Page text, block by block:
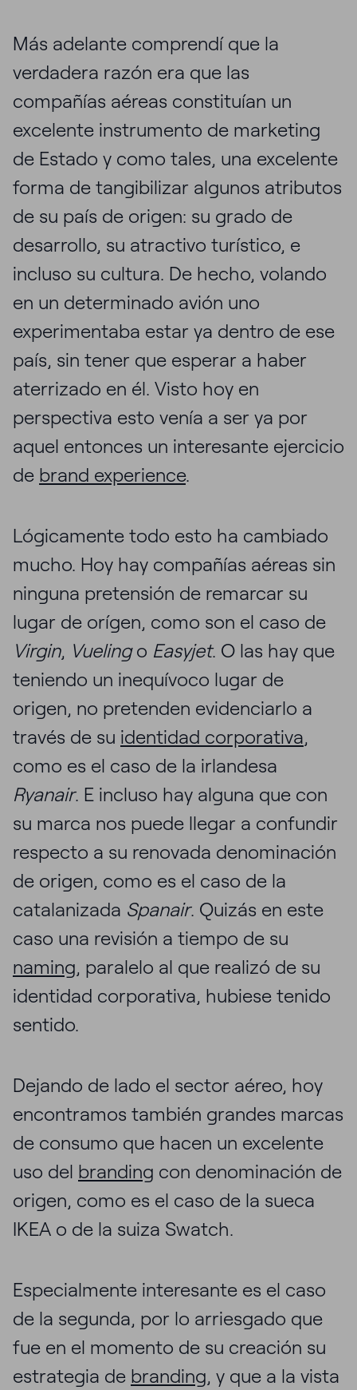
Más adelante comprendí que la
verdadera razón era que las
compañías aéreas constituían un
excelente instrumento de marketing
de Estado y como tales, una excelente
forma de tangibilizar algunos atributos
de su país de origen: su grado de
desarrollo, su atractivo turístico, e
incluso su cultura. De hecho, volando
en un determinado avión uno
experimentaba estar ya dentro de ese
país, sin tener que esperar a haber
aterrizado en él. Visto hoy en
perspectiva esto venía a ser ya por
aquel entonces un interesante ejercicio
de brand experience.
Lógicamente todo esto ha cambiado
mucho. Hoy hay compañías aéreas sin
ninguna pretensión de remarcar su
lugar de orígen, como son el caso de
Virgin, Vuelingo Easyjet. O las hay que
teniendo un inequívoco lugar de
origen, no pretenden evidenciarlo a
través de su identidad corporativa,
como es el caso de la irlandesa
Ryanair. E incluso hay alguna que con
su marca nos puede llegar a confundir
respecto a su renovada denominación
de origen, como es el caso de la
catalanizada Spanair. Quizás en este
caso una revisión a tiempo de su
naming, paralelo al que realizó de su
identidad corporativa, hubiese tenido
sentido.
Dejando de lado el sector aéreo, hoy
encontramos también grandes marcas
de consumo que hacen un excelente
uso del branding con denominación de
origen, como es el caso de la sueca
IKEA o de la suiza Swatch.
Especialmente interesante es el caso
de la segunda, por lo arriesgado que
fue en el momento de su creación su
estrategia de branding, y que a la vista